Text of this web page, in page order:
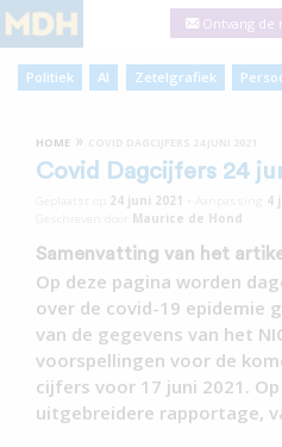
Ontvang de
Politiek AI Zetelgrafiek
HOME »
Covid Dagcijfers 24
24 juni 2021 4
Maurice de Hond
Samenvatting van het
Op deze pagina worden
over de covid-19 epidemie
van de gegevens van het
voorspellingen voor de
cijfers voor 17 juni 2021.
uitgebreidere rapportage,